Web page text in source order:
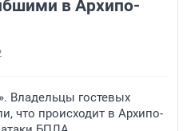
в Архипо-
Владельцы гостевых
что происходит в Архипо-